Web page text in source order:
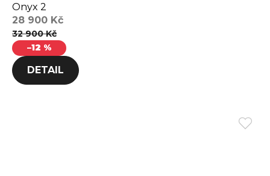
Onyx 2
28 900 Kč
32 900 Kč
–12 %
DETAIL